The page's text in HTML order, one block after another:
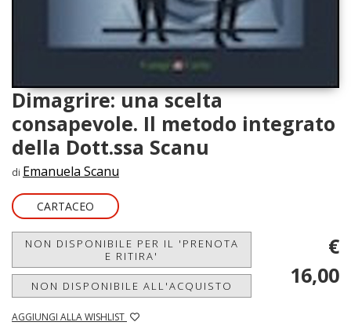
Dimagrire: una scelta
consapevole. Il metodo integrato
della Dott.ssa Scanu
di Emanuela Scanu
CARTACEO
NON DISPONIBILE PER IL 'PRENOTA
E RITIRA'
NON DISPONIBILE ALL'ACQUISTO
AGGIUNGI ALLA WISHLIST
€
16,00